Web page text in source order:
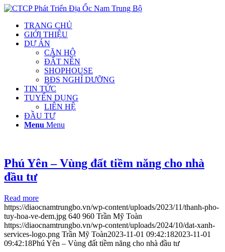
TRANG CHỦ
GIỚI THIỆU
DỰ ÁN
CĂN HỘ
ĐẤT NỀN
SHOPHOUSE
BĐS NGHỈ DƯỠNG
TIN TỨC
TUYỂN DỤNG
LIÊN HỆ
ĐẦU TƯ
Menu Menu
Phú Yên – Vùng đất tiềm năng cho nhà
đầu tư
Read more
https://diaocnamtrungbo.vn/wp-content/uploads/2023/11/thanh-pho-
tuy-hoa-ve-dem.jpg 640 960 Trần Mỹ Toàn
https://diaocnamtrungbo.vn/wp-content/uploads/2024/10/dat-xanh-
services-logo.png Trần Mỹ Toàn2023-11-01 09:42:182023-11-01
09:42:18Phú Yên – Vùng đất tiềm năng cho nhà đầu tư